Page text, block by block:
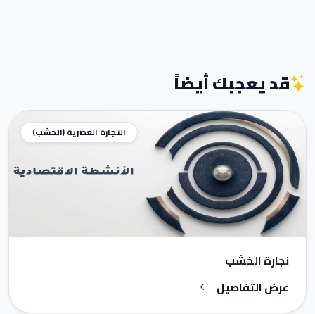
قد يعجبك أيضاً
النجارة العصرية (الخشب)
نجارة الخشب
عرض التفاصيل